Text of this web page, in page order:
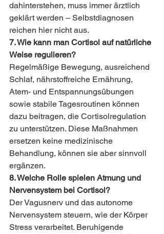
dahinterstehen, muss immer ärztlich
geklärt werden – Selbstdiagnosen
reichen hier nicht aus.
7. Wie kann man Cortisol auf natürliche
Weise regulieren?
Regelmäßige Bewegung, ausreichend
Schlaf, nährstoffreiche Ernährung,
Atem- und Entspannungsübungen
sowie stabile Tagesroutinen können
dazu beitragen, die Cortisolregulation
zu unterstützen. Diese Maßnahmen
ersetzen keine medizinische
Behandlung, können sie aber sinnvoll
ergänzen.
8. Welche Rolle spielen Atmung und
Nervensystem bei Cortisol?
Der Vagusnerv und das autonome
Nervensystem steuern, wie der Körper
Stress verarbeitet. Beruhigende